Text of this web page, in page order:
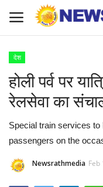
About Us
राज्य-शहर
Apply for News Rath
देश
होली पर्व पर
रेलसेवा का
Special train services
passengers on the
Newsrathmedia Feb